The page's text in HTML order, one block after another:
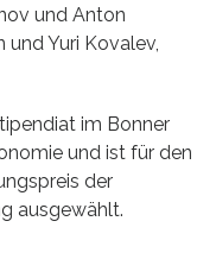
und Anton
und Yuri Kovalev,
im Bonner
und ist für den
der
ausgewählt.